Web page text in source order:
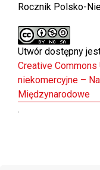
Rocznik Polsko-
Utwór dostępny
Creative
niekomercyjne –
Międzynarodowe
.